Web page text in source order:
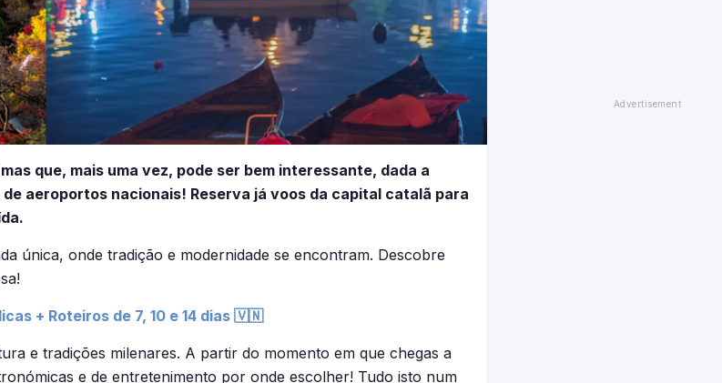
que, mais uma vez, pode ser bem interessante, dada a
aeroportos nacionais! Reserva já voos da capital catalã para
única, onde tradição e modernidade se encontram. Descobre
+ Roteiros de 7, 10 e 14 dias 🇻🇳
e tradições milenares. A partir do momento em que chegas a
e de entretenimento por onde escolher! Tudo isto num